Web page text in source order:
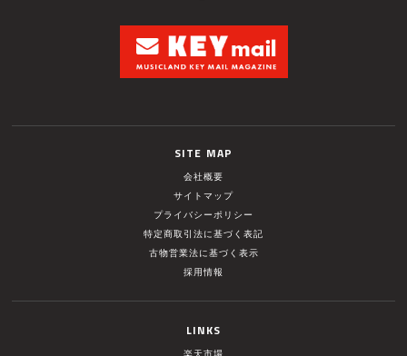
SITE MAP
会社概要
サイトマップ
プライバシーポリシー
特定商取引法に基づく表記
古物営業法に基づく表示
採用情報
LINKS
楽天市場